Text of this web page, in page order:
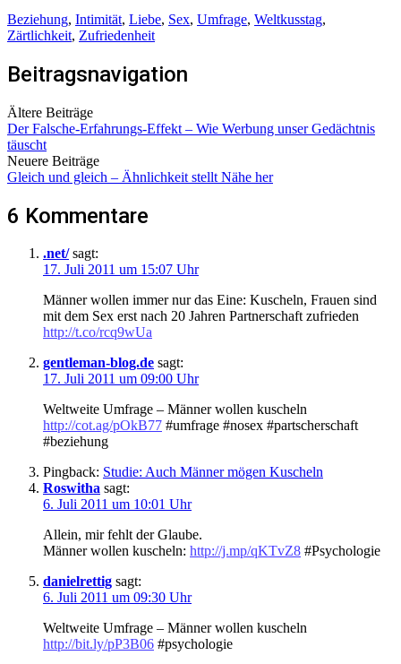
Beziehung, Intimität, Liebe, Sex, Umfrage, Weltkusstag,
Zärtlichkeit, Zufriedenheit
Beitragsnavigation
Ältere Beiträge
Der Falsche-Erfahrungs-Effekt – Wie Werbung unser Gedächtnis
täuscht
Neuere Beiträge
Gleich und gleich – Ähnlichkeit stellt Nähe her
6 Kommentare
.net/ sagt:
17. Juli 2011 um 15:07 Uhr
Männer wollen immer nur das Eine: Kuscheln, Frauen sind
mit dem Sex erst nach 20 Jahren Partnerschaft zufrieden
http://t.co/rcq9wUa
gentleman-blog.de sagt:
17. Juli 2011 um 09:00 Uhr
Weltweite Umfrage – Männer wollen kuscheln
http://cot.ag/pOkB77 #umfrage #nosex #partscherschaft
#beziehung
Pingback: Studie: Auch Männer mögen Kuscheln
Roswitha sagt:
6. Juli 2011 um 10:01 Uhr
Allein, mir fehlt der Glaube.
Männer wollen kuscheln: http://j.mp/qKTvZ8 #Psychologie
danielrettig sagt:
6. Juli 2011 um 09:30 Uhr
Weltweite Umfrage – Männer wollen kuscheln
http://bit.ly/pP3B06 #psychologie